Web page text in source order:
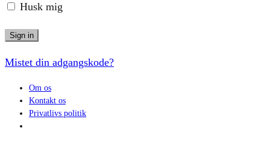
Husk mig
Sign in
Mistet din adgangskode?
Om os
Kontakt os
Privatlivs politik